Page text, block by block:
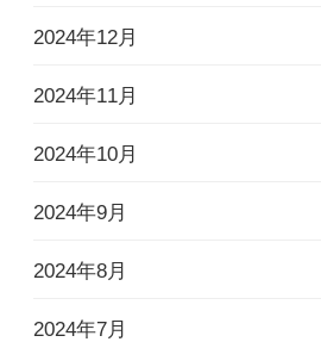
2024年12月
2024年11月
2024年10月
2024年9月
2024年8月
2024年7月